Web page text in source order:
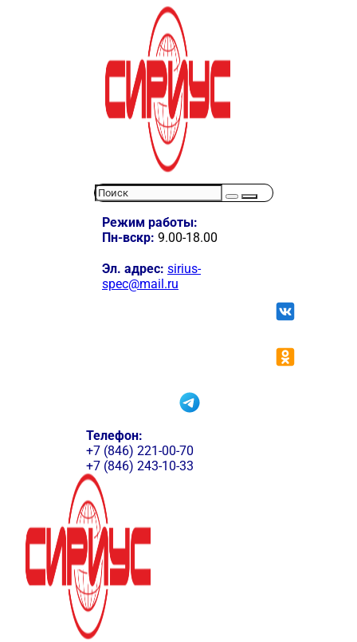
Режим работы:
Пн-вскр: 9.00-18.00
Эл. адрес: sirius-
spec@mail.ru
Телефон:
+7 (846) 221-00-70
+7 (846) 243-10-33